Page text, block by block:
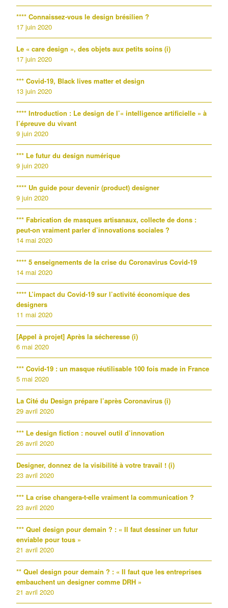
**** Connaissez-vous le design brésilien ?
17 juin 2020
Le « care design », des objets aux petits soins (i)
17 juin 2020
*** Covid-19, Black lives matter et design
13 juin 2020
**** Introduction : Le design de l’« intelligence artificielle » à
l’épreuve du vivant
9 juin 2020
*** Le futur du design numérique
9 juin 2020
**** Un guide pour devenir (product) designer
9 juin 2020
*** Fabrication de masques artisanaux, collecte de dons :
peut-on vraiment parler d’innovations sociales ?
14 mai 2020
**** 5 enseignements de la crise du Coronavirus Covid-19
14 mai 2020
**** L’impact du Covid-19 sur l’activité économique des
designers
11 mai 2020
[Appel à projet] Après la sécheresse (i)
6 mai 2020
*** Covid-19 : un masque réutilisable 100 fois made in France
5 mai 2020
La Cité du Design prépare l’après Coronavirus (i)
29 avril 2020
*** Le design fiction : nouvel outil d’innovation
26 avril 2020
Designer, donnez de la visibilité à votre travail ! (i)
23 avril 2020
*** La crise changera-t-elle vraiment la communication ?
23 avril 2020
*** Quel design pour demain ? : « Il faut dessiner un futur
enviable pour tous »
21 avril 2020
** Quel design pour demain ? : « Il faut que les entreprises
embauchent un designer comme DRH »
21 avril 2020